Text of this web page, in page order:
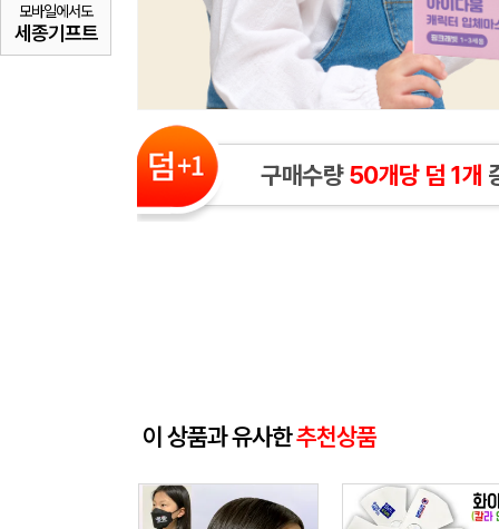
모바일에서도
세종기프트
구매수량50개당 덤 1개
이 상품과 유사한추천상품